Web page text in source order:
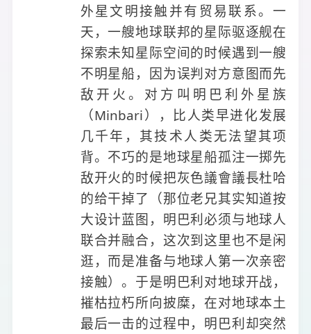
外星文明接触并有贸易联系。一
天，一艘地球联邦的星际驱逐舰在
探索未知星际空间的时候遇到一艘
不明星船，因为误判对方意图而先
敌开火。对方叫明巴利外星族
（Minbari），比人类早进化发展
几千年，其技术人类无法望其项
背。不巧的是地球星船孤注一掷先
敌开火的时候把灰色議會議長杜哈
的给干掉了（那位老兄其实知道按
大设计蓝图，明巴利必须与地球人
联合并融合，这次到这里也不是闲
逛，而是准备与地球人第一次亲密
接触）。于是明巴利对地球开战，
摧枯拉朽所向披糜，在对地球本土
最后一击的过程中，明巴利却突然